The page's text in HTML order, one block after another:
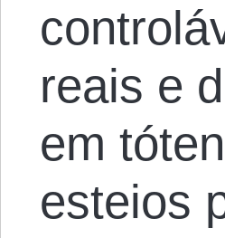
reais e
em
esteios